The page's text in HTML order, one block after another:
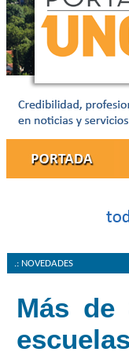
.: NOVEDADES
Más de